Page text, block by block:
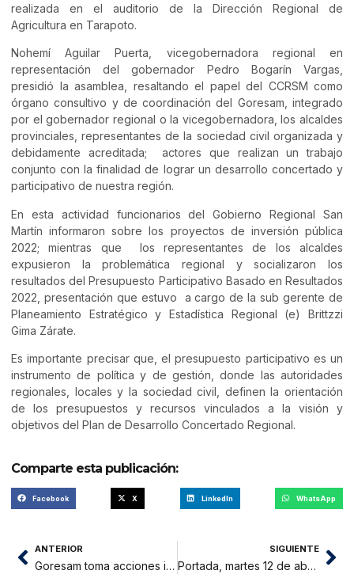
realizada en el auditorio de la Dirección Regional de
Agricultura en Tarapoto.
Nohemí Aguilar Puerta, vicegobernadora regional en
representación del gobernador Pedro Bogarín Vargas,
presidió la asamblea, resaltando el papel del CCRSM como
órgano consultivo y de coordinación del Goresam, integrado
por el gobernador regional o la vicegobernadora, los alcaldes
provinciales, representantes de la sociedad civil organizada y
debidamente acreditada; actores que realizan un trabajo
conjunto con la finalidad de lograr un desarrollo concertado y
participativo de nuestra región.
En esta actividad funcionarios del Gobierno Regional San
Martín informaron sobre los proyectos de inversión pública
2022; mientras que los representantes de los alcaldes
expusieron la problemática regional y socializaron los
resultados del Presupuesto Participativo Basado en Resultados
2022, presentación que estuvo a cargo de la sub gerente de
Planeamiento Estratégico y Estadística Regional (e) Brittzzi
Gima Zárate.
Es importante precisar que, el presupuesto participativo es un
instrumento de política y de gestión, donde las autoridades
regionales, locales y la sociedad civil, definen la orientación
de los presupuestos y recursos vinculados a la visión y
objetivos del Plan de Desarrollo Concertado Regional.
Comparte esta publicación:
Facebook X LinkedIn WhatsApp
ANTERIOR
Goresam toma acciones inmediatas para atender emergencias en Picota y Lamas
SIGUIENTE
Portada, martes 12 de abril 2022